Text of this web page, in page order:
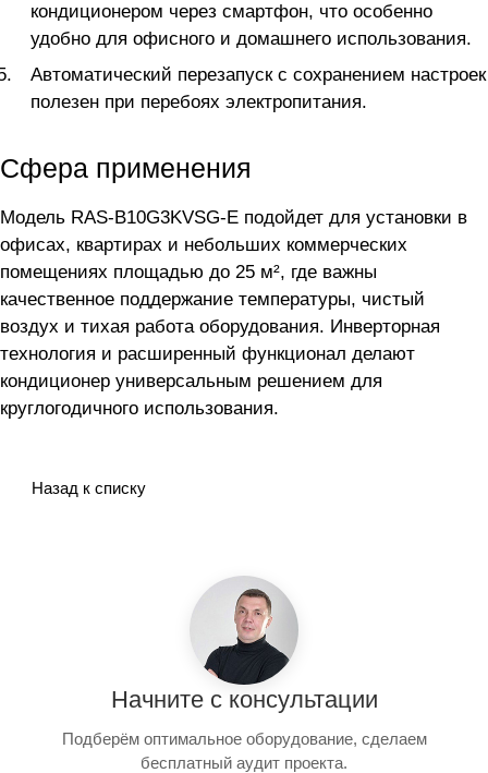
кондиционером через смартфон, что особенно
удобно для офисного и домашнего использования.
Автоматический перезапуск с сохранением настроек
полезен при перебоях электропитания.
Сфера применения
Модель RAS-B10G3KVSG-E подойдет для установки в
офисах, квартирах и небольших коммерческих
помещениях площадью до 25 м², где важны
качественное поддержание температуры, чистый
воздух и тихая работа оборудования. Инверторная
технология и расширенный функционал делают
кондиционер универсальным решением для
круглогодичного использования.
Назад к списку
Начните с консультации
Подберём оптимальное оборудование, сделаем
бесплатный аудит проекта.